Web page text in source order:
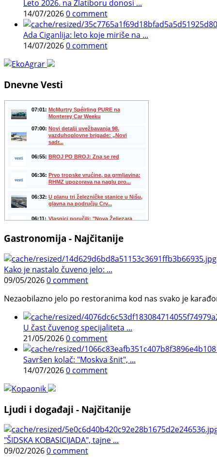
Leto 2026. na Zlatiboru donosi ...
14/07/20260 comment
Ada Ciganlija: leto koje miriše na ...
14/07/20260 comment
Dnevne Vesti
Gastronomija - Najčitanije
Kako je nastalo čuveno jelo: ...
09/05/20260 comment
Nezaobilazno jelo po restoranima kod nas svako je
U čast čuvenog specijaliteta ...
21/05/20260 comment
Savršen kolač: "Moskva šnit", ...
14/07/20260 comment
Ljudi i događaji - Najčitanije
"ŠIDSKA KOBASICIJADA", tajne ...
09/02/20260 comment